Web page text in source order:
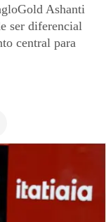
Ashanti
ser diferencial
central para